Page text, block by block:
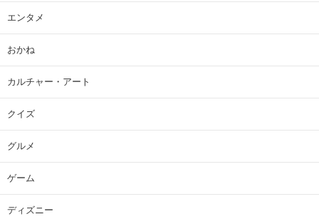
エンタメ
おかね
カルチャー・アート
クイズ
グルメ
ゲーム
ディズニー